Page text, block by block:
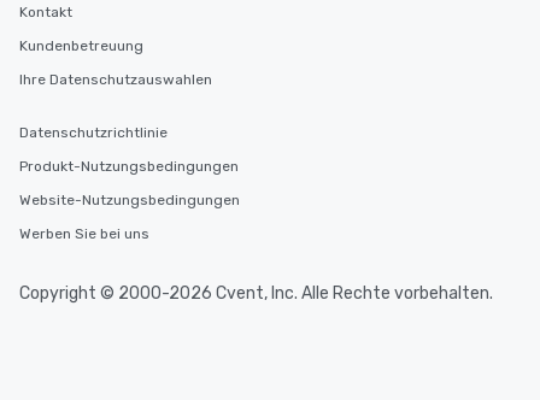
Kontakt
Kundenbetreuung
Ihre Datenschutzauswahlen
Datenschutzrichtlinie
Produkt-Nutzungsbedingungen
Website-Nutzungsbedingungen
Werben Sie bei uns
Copyright © 2000-2026 Cvent, Inc. Alle Rechte vorbehalten.